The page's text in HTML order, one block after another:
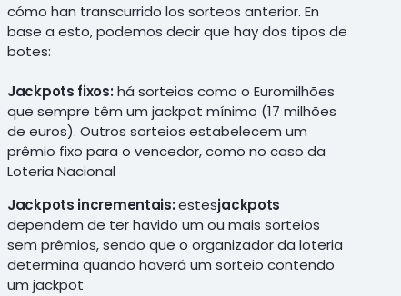
cómo han transcurrido los sorteos anterior. En
base a esto, podemos decir que hay dos tipos de
botes:
Jackpots fixos: há sorteios como o Euromilhões
que sempre têm um jackpot mínimo (17 milhões
de euros). Outros sorteios estabelecem um
prêmio fixo para o vencedor, como no caso da
Loteria Nacional
Jackpots incrementais:estesjackpots
dependem de ter havido um ou mais sorteios
sem prêmios, sendo que o organizador da loteria
determina quando haverá um sorteio contendo
um jackpot